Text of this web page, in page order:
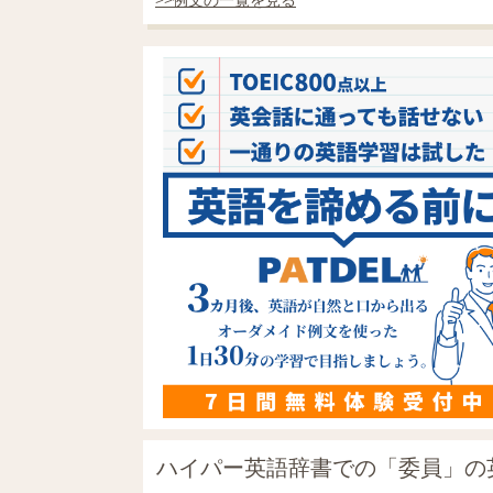
ハイパー英語辞書での「委員」の